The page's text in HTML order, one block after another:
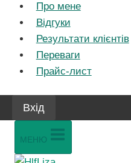
Про мене
Відгуки
Результати клієнтів
Переваги
Прайс-лист
Вхід
МЕНЮ